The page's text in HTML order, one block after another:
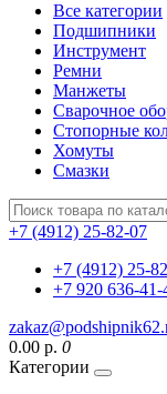
Все категории
Подшипники
Инструмент
Ремни
Манжеты
Сварочное
Стопорные
Хомуты
Смазки
+7 (4912) 25-82-07
+7 (4912) 25-
+7 920 636-41-
0.00 р. 0
Категории